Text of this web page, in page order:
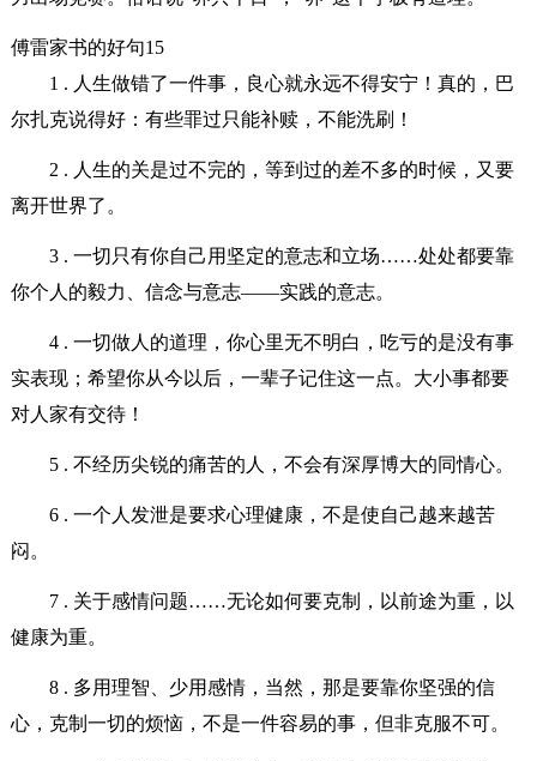
傅雷家书的好句15
1 . 人生做错了一件事，良心就永远不得安宁！真的，巴
尔扎克说得好：有些罪过只能补赎，不能洗刷！
2 . 人生的关是过不完的，等到过的差不多的时候，又要
离开世界了。
3 . 一切只有你自己用坚定的意志和立场……处处都要靠
你个人的毅力、信念与意志――实践的意志。
4 . 一切做人的道理，你心里无不明白，吃亏的是没有事
实表现；希望你从今以后，一辈子记住这一点。大小事都要
对人家有交待！
5 . 不经历尖锐的痛苦的人，不会有深厚博大的同情心。
6 . 一个人发泄是要求心理健康，不是使自己越来越苦
闷。
7 . 关于感情问题……无论如何要克制，以前途为重，以
健康为重。
8 . 多用理智、少用感情，当然，那是要靠你坚强的信
心，克制一切的烦恼，不是一件容易的事，但非克服不可。